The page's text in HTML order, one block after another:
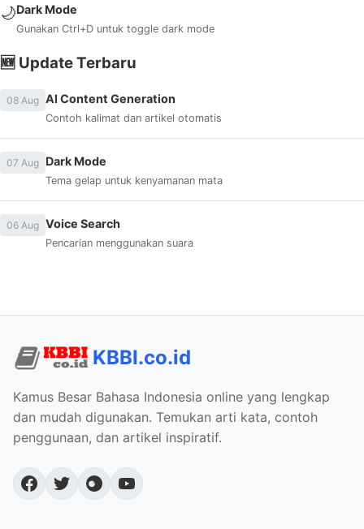
🌙Dark Mode
Gunakan Ctrl+D untuk toggle dark mode
🆕 Update Terbaru
08 Aug AI Content Generation
Contoh kalimat dan artikel otomatis
07 Aug Dark Mode
Tema gelap untuk kenyamanan mata
06 Aug Voice Search
Pencarian menggunakan suara
KBBI.co.id
Kamus Besar Bahasa Indonesia online yang lengkap
dan mudah digunakan. Temukan arti kata, contoh
penggunaan, dan artikel inspiratif.